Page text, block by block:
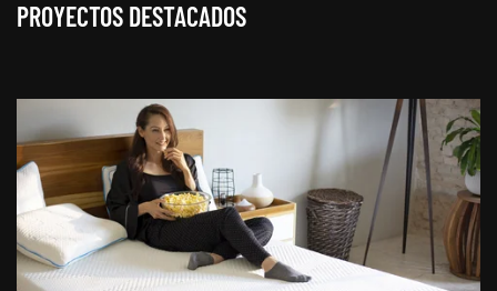
PROYECTOS DESTACADOS